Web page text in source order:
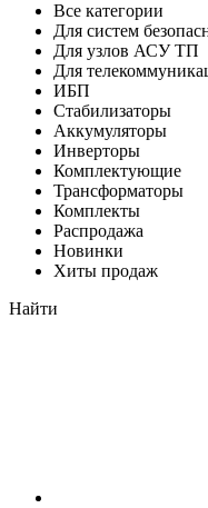
Все категории
Для систем
Для узлов АСУ ТП
Для
ИБП
Стабилизаторы
Аккумуляторы
Инверторы
Комплектующие
Трансформаторы
Комплекты
Распродажа
Новинки
Хиты продаж
Найти